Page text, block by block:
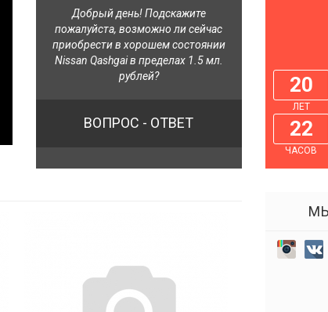
Добрый день! Подскажите
пожалуйста, возможно ли сейчас
приобрести в хорошем состоянии
Nissan Qashgai в пределах 1.5 мл.
рублей?
ВОПРОС - ОТВЕТ
20
ЛЕТ
22
ЧАСОВ